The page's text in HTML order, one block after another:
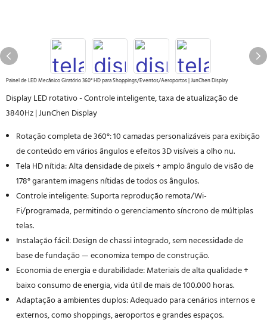
Painel de LED Mecânico Giratório 360° HD para Shoppings/Eventos/Aeroportos | JunChen Display
Display LED rotativo - Controle inteligente, taxa de atualização de
3840Hz | JunChen Display
Rotação completa de 360°: 10 camadas personalizáveis ​​para exibição
de conteúdo em vários ângulos e efeitos 3D visíveis a olho nu.
Tela HD nítida: Alta densidade de pixels + amplo ângulo de visão de
178° garantem imagens nítidas de todos os ângulos.
Controle inteligente: Suporta reprodução remota/Wi-
Fi/programada, permitindo o gerenciamento síncrono de múltiplas
telas.
Instalação fácil: Design de chassi integrado, sem necessidade de
base de fundação — economiza tempo de construção.
Economia de energia e durabilidade: Materiais de alta qualidade +
baixo consumo de energia, vida útil de mais de 100.000 horas.
Adaptação a ambientes duplos: Adequado para cenários internos e
externos, como shoppings, aeroportos e grandes espaços.